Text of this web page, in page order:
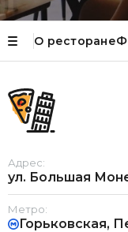
О ресторане
Адрес:
ул. Большая
Метро:
Горьковская,